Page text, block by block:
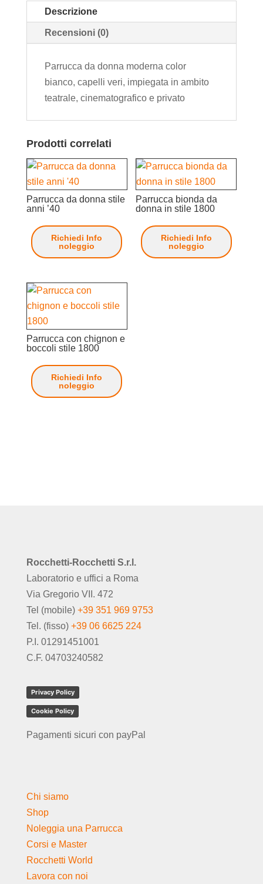
Descrizione
Recensioni (0)
Parrucca da donna moderna color
bianco, capelli veri, impiegata in ambito
teatrale, cinematografico e privato
Prodotti correlati
Parrucca da donna stile
anni ’40
Richiedi Info
noleggio
Parrucca bionda da
donna in stile 1800
Richiedi Info
noleggio
Parrucca con chignon e
boccoli stile 1800
Richiedi Info
noleggio
Rocchetti-Rocchetti S.r.l.
Laboratorio e uffici a Roma
Via Gregorio VII. 472
Tel (mobile) +39 351 969 9753
Tel. (fisso) +39 06 6625 224
P.I. 01291451001
C.F. 04703240582
Privacy Policy
Cookie Policy
Pagamenti sicuri con payPal
Chi siamo
Shop
Noleggia una Parrucca
Corsi e Master
Rocchetti World
Lavora con noi